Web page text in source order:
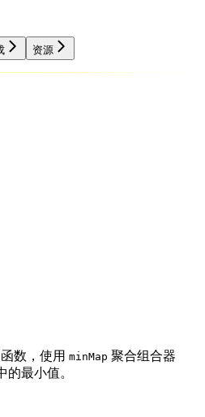
资源
函数，使用 minMap 聚合组合器
的最小值。